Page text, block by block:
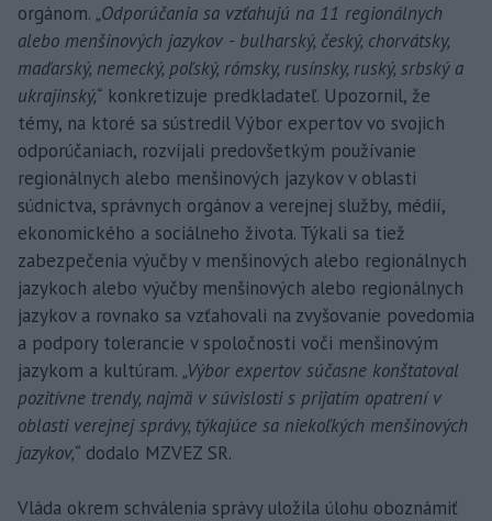
orgánom. „Odporúčania sa vzťahujú na 11 regionálnych
alebo menšinových jazykov - bulharský, český, chorvátsky,
maďarský, nemecký, poľský, rómsky, rusínsky, ruský, srbský a
ukrajinský,“ konkretizuje predkladateľ. Upozornil, že
témy, na ktoré sa sústredil Výbor expertov vo svojich
odporúčaniach, rozvíjali predovšetkým používanie
regionálnych alebo menšinových jazykov v oblasti
súdnictva, správnych orgánov a verejnej služby, médií,
ekonomického a sociálneho života. Týkali sa tiež
zabezpečenia výučby v menšinových alebo regionálnych
jazykoch alebo výučby menšinových alebo regionálnych
jazykov a rovnako sa vzťahovali na zvyšovanie povedomia
a podpory tolerancie v spoločnosti voči menšinovým
jazykom a kultúram. „Výbor expertov súčasne konštatoval
pozitívne trendy, najmä v súvislosti s prijatím opatrení v
oblasti verejnej správy, týkajúce sa niekoľkých menšinových
jazykov,“ dodalo MZVEZ SR.
Vláda okrem schválenia správy uložila úlohu oboznámiť